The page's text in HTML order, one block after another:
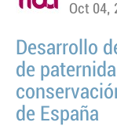
Oct 04,
Desarrollo
de
de España